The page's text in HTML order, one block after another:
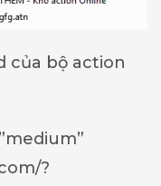
của bộ action
?